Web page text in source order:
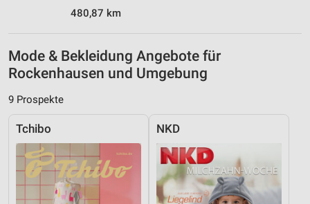
480,87 km
Mode & Bekleidung Angebote für
Rockenhausen und Umgebung
9 Prospekte
Tchibo NKD